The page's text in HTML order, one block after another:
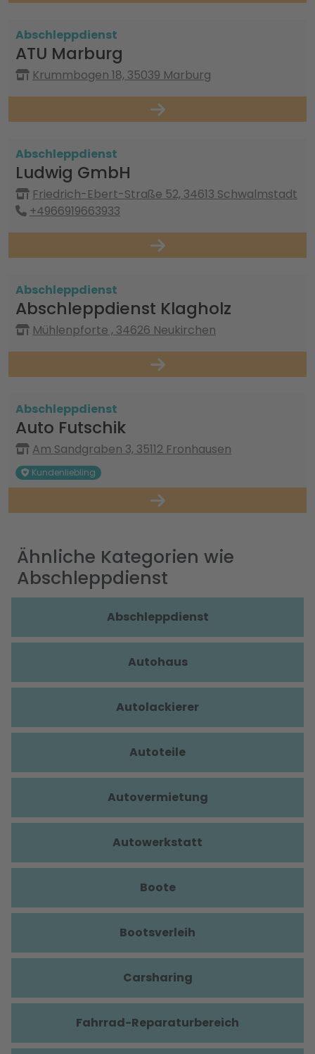
Abschleppdienst
ATU Marburg
Krummbogen 18, 35039 Marburg
Abschleppdienst
Ludwig GmbH
Friedrich-Ebert-Straße 52, 34613 Schwalmstadt
+4966919663933
Abschleppdienst
Abschleppdienst Klagholz
Mühlenpforte , 34626 Neukirchen
Abschleppdienst
Auto Futschik
Am Sandgraben 3, 35112 Fronhausen
Kundenliebling
Ähnliche Kategorien wie
Abschleppdienst
Abschleppdienst
Autohaus
Autolackierer
Autoteile
Autovermietung
Autowerkstatt
Boote
Bootsverleih
Carsharing
Fahrrad-Reparaturbereich